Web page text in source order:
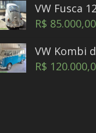
VW Fusca
R$ 85.000,00
VW Kombi
R$